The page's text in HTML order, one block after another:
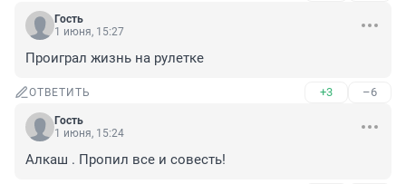
Гость
1 июня, 15:27
Проиграл жизнь на рулетке
ОТВЕТИТЬ +3 –6
Гость
1 июня, 15:24
Алкаш . Пропил все и совесть!